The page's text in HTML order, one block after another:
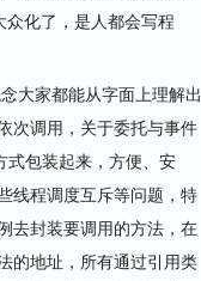
化了，是人都会写程
大家都能从字面上理解出
次调用，关于委托与事件
式包装起来，方便、安
线程调度互斥等问题，特
去封装要调用的方法，在
的地址，所有通过引用类